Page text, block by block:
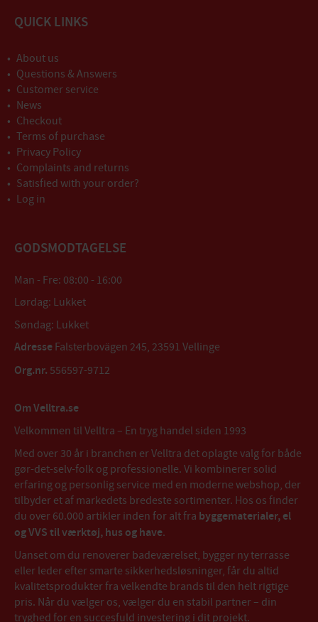
QUICK LINKS
About us
Questions & Answers
Customer service
News
Checkout
Terms of purchase
Privacy Policy
Complaints and returns
Satisfied with your order?
Log in
GODSMODTAGELSE
Man - Fre: 08:00 - 16:00
Lørdag: Lukket
Søndag: Lukket
Adresse Falsterbovägen 245, 23591 Vellinge
Org.nr. 556597-9712
Om Velltra.se
Velkommen til Velltra – En tryg handel siden 1993
Med over 30 år i branchen er Velltra det oplagte valg for både
gør-det-selv-folk og professionelle. Vi kombinerer solid
erfaring og personlig service med en moderne webshop, der
tilbyder et af markedets bredeste sortimenter. Hos os finder
du over 60.000 artikler inden for alt fra byggematerialer, el
og VVS til værktøj, hus og have.
Uanset om du renoverer badeværelset, bygger ny terrasse
eller leder efter smarte sikkerhedsløsninger, får du altid
kvalitetsprodukter fra velkendte brands til den helt rigtige
pris. Når du vælger os, vælger du en stabil partner – din
tryghed for en succesfuld investering i dit projekt.